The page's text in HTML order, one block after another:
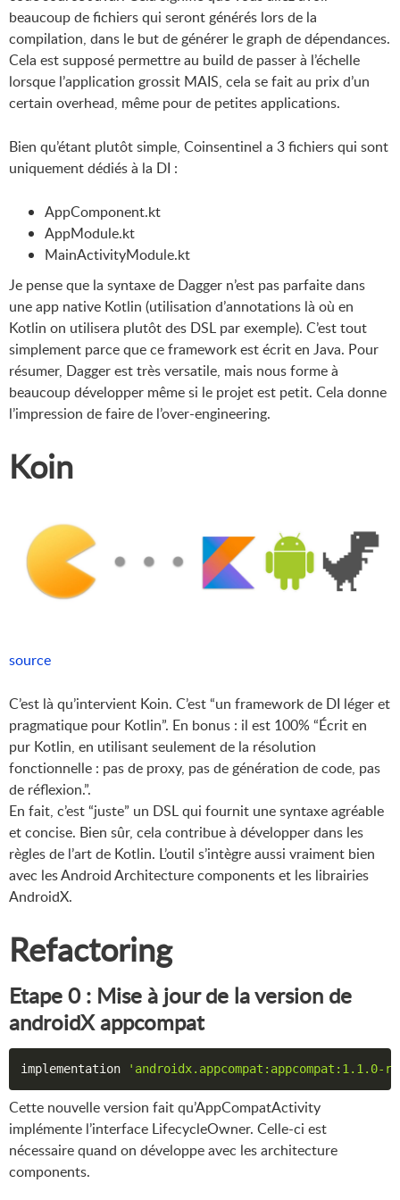
beaucoup de fichiers qui seront générés lors de la
compilation, dans le but de générer le graph de dépendances.
Cela est supposé permettre au build de passer à l’échelle
lorsque l’application grossit MAIS, cela se fait au prix d’un
certain overhead, même pour de petites applications.
Bien qu’étant plutôt simple, Coinsentinel a 3 fichiers qui sont
uniquement dédiés à la DI :
AppComponent.kt
AppModule.kt
MainActivityModule.kt
Je pense que la syntaxe de Dagger n’est pas parfaite dans
une app native Kotlin (utilisation d’annotations là où en
Kotlin on utilisera plutôt des DSL par exemple). C’est tout
simplement parce que ce framework est écrit en Java. Pour
résumer, Dagger est très versatile, mais nous forme à
beaucoup développer même si le projet est petit. Cela donne
l’impression de faire de l’over-engineering.
Koin
source
C’est là qu’intervient Koin. C’est “un framework de DI léger et
pragmatique pour Kotlin”. En bonus : il est 100% “Écrit en
pur Kotlin, en utilisant seulement de la résolution
fonctionnelle : pas de proxy, pas de génération de code, pas
de réflexion.”.
En fait, c’est “juste” un DSL qui fournit une syntaxe agréable
et concise. Bien sûr, cela contribue à développer dans les
règles de l’art de Kotlin. L’outil s’intègre aussi vraiment bien
avec les Android Architecture components et les librairies
AndroidX.
Refactoring
Etape 0 : Mise à jour de la version de
androidX appcompat
implementation 'androidx.appcompat:appcompat:1.1.0-
Cette nouvelle version fait qu’AppCompatActivity
implémente l’interface LifecycleOwner. Celle-ci est
nécessaire quand on développe avec les architecture
components.